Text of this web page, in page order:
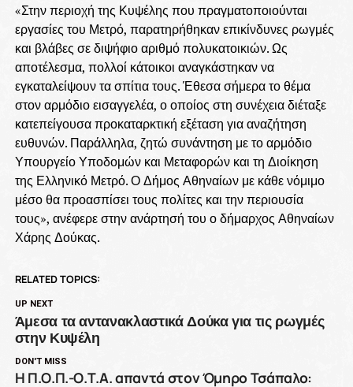
«Στην περιοχή της Κυψέλης που πραγματοποιούνται
εργασίες του Μετρό, παρατηρήθηκαν επικίνδυνες ρωγμές
και βλάβες σε διψήφιο αριθμό πολυκατοικιών. Ως
αποτέλεσμα, πολλοί κάτοικοι αναγκάστηκαν να
εγκαταλείψουν τα σπίτια τους. Έθεσα σήμερα το θέμα
στον αρμόδιο εισαγγελέα, ο οποίος στη συνέχεια διέταξε
κατεπείγουσα προκαταρκτική εξέταση για αναζήτηση
ευθυνών. Παράλληλα, ζητώ συνάντηση με το αρμόδιο
Υπουργείο Υποδομών και Μεταφορών και τη Διοίκηση
της Ελληνικό Μετρό. Ο Δήμος Αθηναίων με κάθε νόμιμο
μέσο θα προασπίσει τους πολίτες και την περιουσία
τους», ανέφερε στην ανάρτησή του ο δήμαρχος Αθηναίων
Χάρης Δούκας.
RELATED TOPICS:
UP NEXT
Άμεσα τα αντανακλαστικά Δούκα για τις ρωγμές
στην Κυψέλη
DON'T MISS
Η Π.Ο.Π.-Ο.Τ.Α. απαντά στον Όμηρο Τσάπαλο: